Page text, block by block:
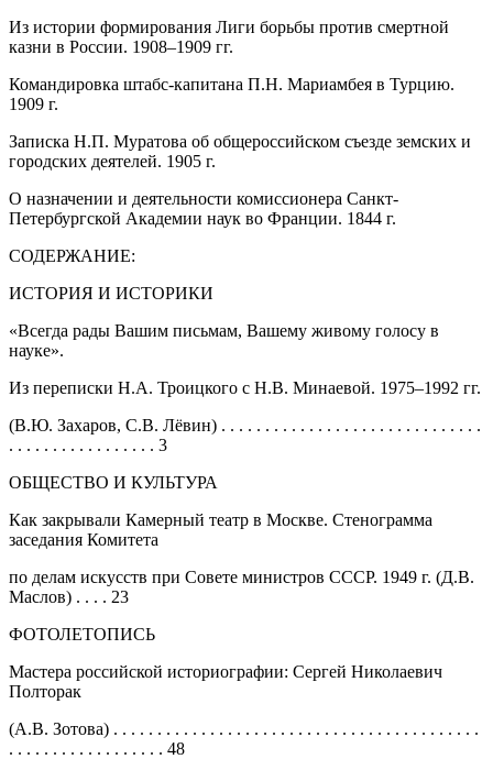
Из истории формирования Лиги борьбы против смертной
казни в России. 1908–1909 гг.
Командировка штабс-капитана П.Н. Мариамбея в Турцию.
1909 г.
Записка Н.П. Муратова об общероссийском съезде земских и
городских деятелей. 1905 г.
О назначении и деятельности комиссионера Санкт-
Петербургской Академии наук во Франции. 1844 г.
СОДЕРЖАНИЕ:
ИСТОРИЯ И ИСТОРИКИ
«Всегда рады Вашим письмам, Вашему живому голосу в
науке».
Из переписки Н.А. Троицкого с Н.В. Минаевой. 1975–1992 гг.
(В.Ю. Захаров, С.В. Лёвин) . . . . . . . . . . . . . . . . . . . . . . . . . . . . . .
. . . . . . . . . . . . . . . . . 3
ОБЩЕСТВО И КУЛЬТУРА
Как закрывали Камерный театр в Москве. Стенограмма
заседания Комитета
по делам искусств при Совете министров СССР. 1949 г. (Д.В.
Маслов) . . . . 23
ФОТОЛЕТОПИСЬ
Мастера российской историографии: Сергей Николаевич
Полторак
(А.В. Зотова) . . . . . . . . . . . . . . . . . . . . . . . . . . . . . . . . . . . . . . . . . .
. . . . . . . . . . . . . . . . . . 48